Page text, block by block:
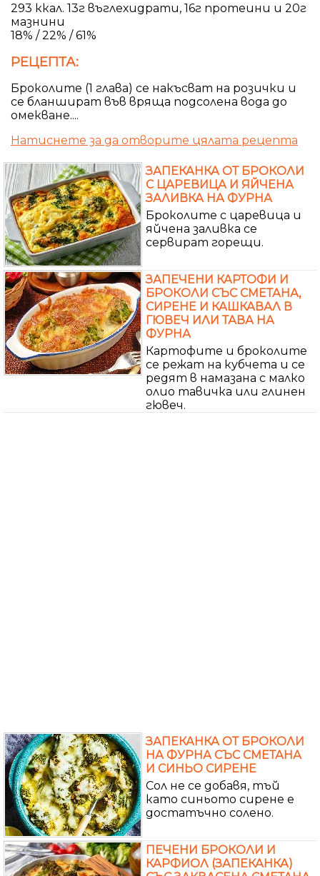
293 ккал. 13г въглехидрати, 16г протеини и 20г
мазнини
18% / 22% / 61%
РЕЦЕПТА:
Броколите (1 глава) се накъсват на розички и
се бланшират във вряща подсолена вода до
омекване....
Натиснете за да отворите цялата рецепта
ЗАПЕКАНКА ОТ БРОКОЛИ
С ЦАРЕВИЦА И ЯЙЧЕНА
ЗАЛИВКА НА ФУРНА
Броколите с царевица и
яйчена заливка се
сервират горещи.
ЗАПЕЧЕНИ КАРТОФИ И
БРОКОЛИ СЪС СМЕТАНА,
СИРЕНЕ И КАШКАВАЛ В
ГЮВЕЧ ИЛИ ТАВА НА
ФУРНА
Картофите и броколите
се режат на кубчета и се
редят в намазана с малко
олио тавичка или глинен
гювеч.
ЗАПЕКАНКА ОТ БРОКОЛИ
НА ФУРНА СЪС СМЕТАНА
И СИНЬО СИРЕНЕ
Сол не се добавя, тъй
като синьото сирене е
достатъчно солено.
ПЕЧЕНИ БРОКОЛИ И
КАРФИОЛ (ЗАПЕКАНКА)